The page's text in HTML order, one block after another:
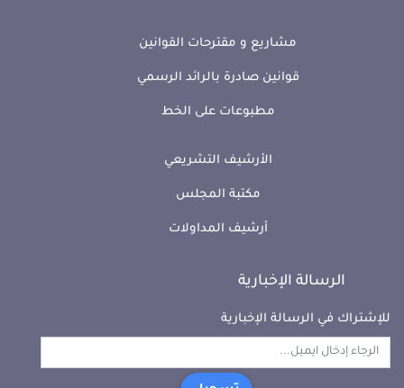
مشاريع و مقترحات القوانين
قوانين صادرة بالرائد الرسمي
مطبوعات على الخط
الأرشيف التشريعي
مكتبة المجلس
أرشيف المداولات
الرسالة الإخبارية
للإشتراك في الرسالة الإخبارية